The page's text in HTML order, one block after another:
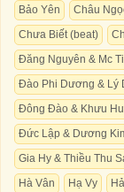
Bảo Yên
Châu
Chưa Biết (beat)
Đăng Nguyên & Mc
Đào Phi Dương & Lý
Đông Đào & Khưu
Đức Lập & Dương
Gia Hy & Thiều Thu
Hà Vân
Hạ Vy